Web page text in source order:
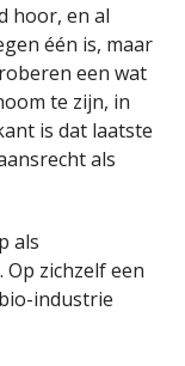
hoor, en al
één is, maar
een wat
te zijn, in
is dat laatste
als
als
zichzelf een
industrie